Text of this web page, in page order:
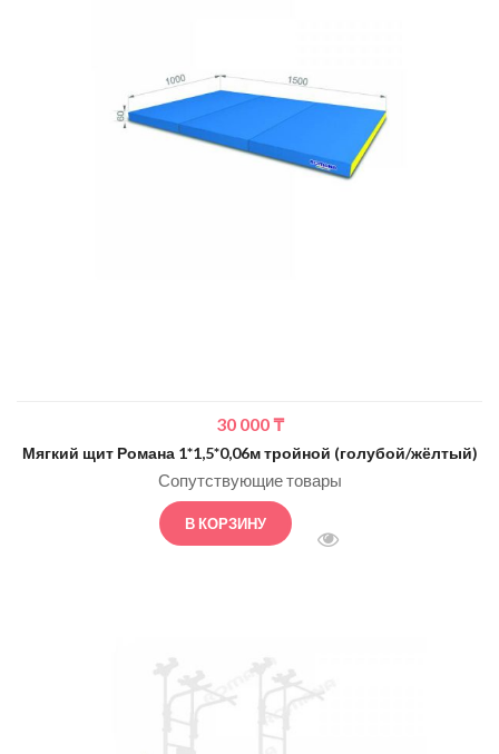
30 000₸
Мягкий щит Романа 1*1,5*0,06м тройной (голубой/жёлтый)
Сопутствующие товары
В КОРЗИНУ